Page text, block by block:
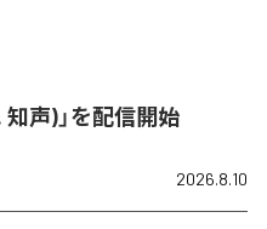
声)」を配信開始
2026.8.10